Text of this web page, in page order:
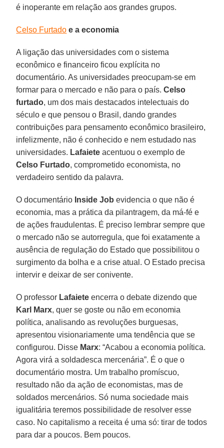
é inoperante em relação aos grandes grupos.
Celso Furtado e a economia
A ligação das universidades com o sistema
econômico e financeiro ficou explícita no
documentário. As universidades preocupam-se em
formar para o mercado e não para o país.Celso
furtado, um dos mais destacados intelectuais do
século e que pensou o Brasil, dando grandes
contribuições para pensamento econômico brasileiro,
infelizmente, não é conhecido e nem estudado nas
universidades. Lafaiete acentuou o exemplo de
Celso Furtado, comprometido economista, no
verdadeiro sentido da palavra.
O documentário Inside Job evidencia o que não é
economia, mas a prática da pilantragem, da má-fé e
de ações fraudulentas. É preciso lembrar sempre que
o mercado não se autorregula, que foi exatamente a
ausência de regulação do Estado que possibilitou o
surgimento da bolha e a crise atual. O Estado precisa
intervir e deixar de ser conivente.
O professor Lafaiete encerra o debate dizendo que
Karl Marx, quer se goste ou não em economia
política, analisando as revoluções burguesas,
apresentou visionariamente uma tendência que se
configurou. Disse Marx: “Acabou a economia política.
Agora virá a soldadesca mercenária”. É o que o
documentário mostra. Um trabalho promíscuo,
resultado não da ação de economistas, mas de
soldados mercenários. Só numa sociedade mais
igualitária teremos possibilidade de resolver esse
caso. No capitalismo a receita é uma só: tirar de todos
para dar a poucos. Bem poucos.